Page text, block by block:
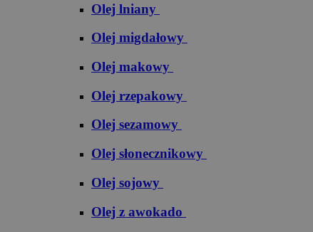
Olej lniany
Olej migdałowy
Olej makowy
Olej rzepakowy
Olej sezamowy
Olej słonecznikowy
Olej sojowy
Olej z awokado